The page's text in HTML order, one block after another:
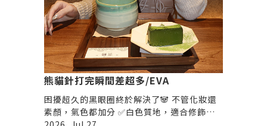
熊貓針打完瞬間差超多/EVA
困擾超久的黑眼圈終於解決了🐼 不管化妝還
素顏，氣色都加分 ✅白色質地，適合修飾眼